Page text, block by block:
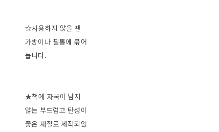
☆사용하지 않을 땐
가방이나 필통에 묶어
둡니다.
★책에 자국이 남지
않는 부드럽고 탄성이
좋은 재질로 제작되었